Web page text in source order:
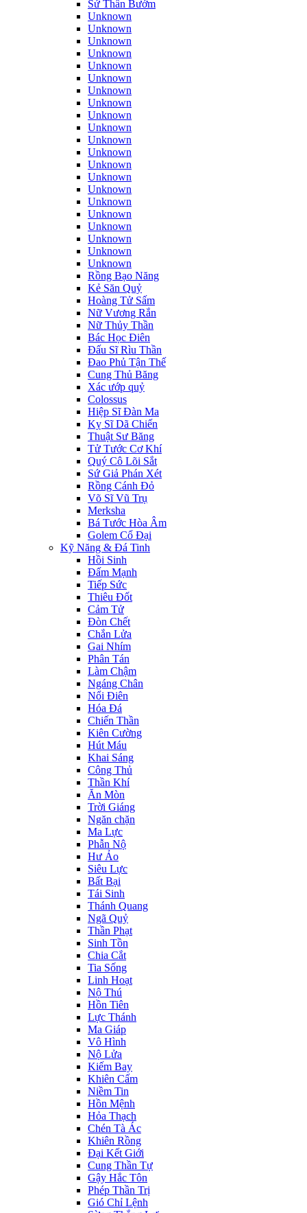
Sứ Thần Bướm
Unknown
Unknown
Unknown
Unknown
Unknown
Unknown
Unknown
Unknown
Unknown
Unknown
Unknown
Unknown
Unknown
Unknown
Unknown
Unknown
Unknown
Unknown
Unknown
Unknown
Unknown
Rồng Bạo Năng
Kẻ Săn Quỷ
Hoàng Tử Sấm
Nữ Vương Rắn
Nữ Thủy Thần
Bác Học Điên
Đấu Sĩ Rìu Thần
Đao Phủ Tận Thế
Cung Thủ Băng
Xác ướp quỷ
Colossus
Hiệp Sĩ Đàn Ma
Kỵ Sĩ Dã Chiến
Thuật Sư Băng
Tử Tước Cơ Khí
Quý Cô Lõi Sắt
Sứ Giả Phán Xét
Rồng Cánh Đỏ
Võ Sĩ Vũ Trụ
Merksha
Bá Tước Hòa Âm
Golem Cổ Đại
Kỹ Năng & Đá Tinh
Hồi Sinh
Đấm Mạnh
Tiếp Sức
Thiêu Đốt
Cảm Tử
Đòn Chết
Chắn Lửa
Gai Nhím
Phân Tán
Làm Chậm
Ngáng Chân
Nổi Điên
Hóa Đá
Chiến Thần
Kiên Cường
Hút Máu
Khai Sáng
Công Thủ
Thần Khí
Ăn Mòn
Trời Giáng
Ngăn chặn
Ma Lực
Phẫn Nộ
Hư Ảo
Siêu Lực
Bất Bại
Tái Sinh
Thánh Quang
Ngã Quỷ
Thần Phạt
Sinh Tồn
Chia Cắt
Tia Sống
Linh Hoạt
Nộ Thú
Hồn Tiên
Lực Thánh
Ma Giáp
Vô Hình
Nộ Lửa
Kiếm Bay
Khiên Cấm
Niềm Tin
Hồn Mệnh
Hỏa Thạch
Chén Tà Ác
Khiên Rồng
Đại Kết Giới
Cung Thần Tự
Gậy Hắc Tôn
Phép Thần Trị
Gió Chỉ Lệnh